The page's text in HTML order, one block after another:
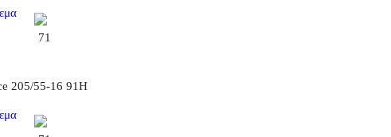
71
205/55-16 91H